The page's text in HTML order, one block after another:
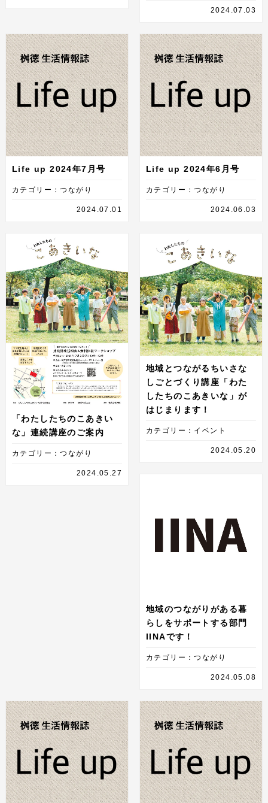
2024.07.03
Life up 2024年7月号
カテゴリー：つながり
2024.07.01
Life up 2024年6月号
カテゴリー：つながり
2024.06.03
「わたしたちのこあきい
な」連続講座のご案内
カテゴリー：つながり
2024.05.27
地域とつながるちいさな
しごとづくり講座「わた
したちのこあきいな」が
はじまります！
カテゴリー：イベント
2024.05.20
地域のつながりがある暮
らしをサポートする部門
IINAです！
カテゴリー：つながり
2024.05.08